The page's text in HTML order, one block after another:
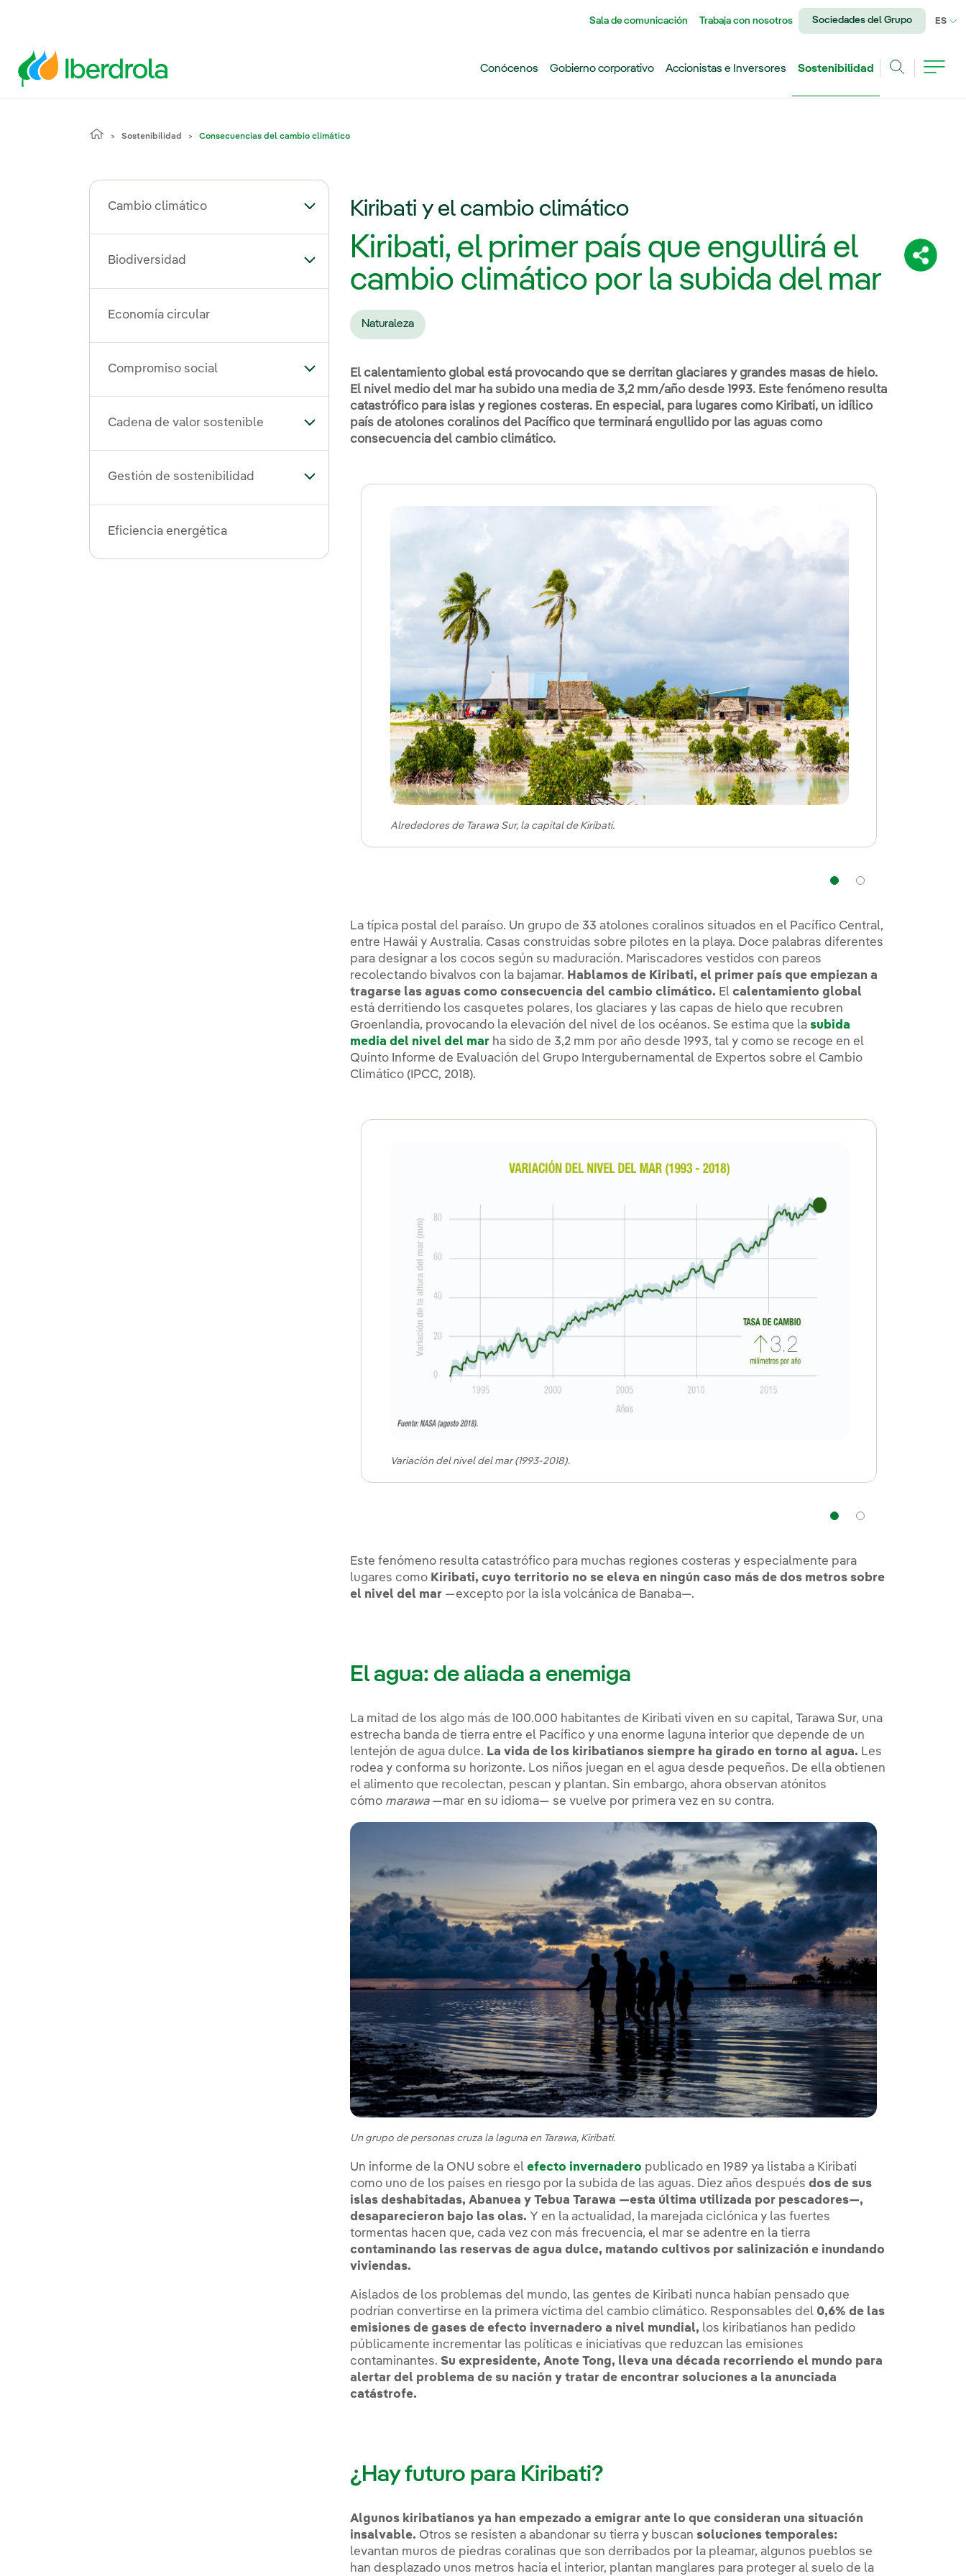
Sala de comunicación Trabaja con nosotros Sociedades del Grupo ES
Conócenos Gobierno corporativo Accionistas e Inversores
Sostenibilidad
Sostenibilidad Consecuencias del cambio climático
Cambio climático Alternar el submenú para Cambio climático
Biodiversidad Alternar el submenú para Biodiversidad
Economía circular
Compromiso social Alternar el submenú para Compromiso social
Cadena de valor sostenible Alternar el submenú para Cadena de valor sostenible
Gestión de sostenibilidad Alternar el submenú para Gestión de sostenibilidad
Eficiencia energética
Kiribati y el cambio climático
Kiribati, el primer país que engullirá el
cambio climático por la subida del mar
Naturaleza
El calentamiento global está provocando que se derritan glaciares y grandes masas de hielo.
El nivel medio del mar ha subido una media de 3,2 mm/año desde 1993. Este fenómeno resulta
catastrófico para islas y regiones costeras. En especial, para lugares como Kiribati, un idílico
país de atolones coralinos del Pacífico que terminará engullido por las aguas como
consecuencia del cambio climático.
Alrededores de Tarawa Sur, la capital de Kiribati.
La típica postal del paraíso. Un grupo de 33 atolones coralinos situados en el Pacífico Central,
entre Hawái y Australia. Casas construidas sobre pilotes en la playa. Doce palabras diferentes
para designar a los cocos según su maduración. Mariscadores vestidos con pareos
recolectando bivalvos con la bajamar. Hablamos de Kiribati, el primer país que empiezan a
tragarse las aguas como consecuencia del cambio climático. Elcalentamiento global
está derritiendo los casquetes polares, los glaciares y las capas de hielo que recubren
Groenlandia, provocando la elevación del nivel de los océanos. Se estima que la subida
media del nivel del mar ha sido de 3,2 mm por año desde 1993, tal y como se recoge en el
Quinto Informe de Evaluación del Grupo Intergubernamental de Expertos sobre el Cambio
Climático (IPCC, 2018).
Variación del nivel del mar (1993-2018).
Este fenómeno resulta catastrófico para muchas regiones costeras y especialmente para
lugares como Kiribati, cuyo territorio no se eleva en ningún caso más de dos metros sobre
el nivel del mar —excepto por la isla volcánica de Banaba—.
El agua: de aliada a enemiga
La mitad de los algo más de 100.000 habitantes de Kiribati viven en su capital, Tarawa Sur, una
estrecha banda de tierra entre el Pacífico y una enorme laguna interior que depende de un
lentejón de agua dulce. La vida de los kiribatianos siempre ha girado en torno al agua. Les
rodea y conforma su horizonte. Los niños juegan en el agua desde pequeños. De ella obtienen
el alimento que recolectan, pescan y plantan. Sin embargo, ahora observan atónitos
cómo marawa—mar en su idioma— se vuelve por primera vez en su contra.
Un grupo de personas cruza la laguna en Tarawa, Kiribati.
Un informe de la ONU sobre elefecto invernadero publicado en 1989 ya listaba a Kiribati
como uno de los países en riesgo por la subida de las aguas. Diez años despuésdos de sus
islas deshabitadas, Abanuea y Tebua Tarawa —esta última utilizada por pescadores—,
desaparecieron bajo las olas. Y en la actualidad, la marejada ciclónica y las fuertes
tormentas hacen que, cada vez con más frecuencia, el mar se adentre en la tierra
contaminando las reservas de agua dulce, matando cultivos por salinización e inundando
viviendas.
Aislados de los problemas del mundo, las gentes de Kiribati nunca habían pensado que
podrían convertirse en la primera víctima del cambio climático. Responsables del 0,6% de las
emisiones de gases de efecto invernadero a nivel mundial, los kiribatianos han pedido
públicamente incrementar las políticas e iniciativas que reduzcan las emisiones
contaminantes. Su expresidente, Anote Tong, lleva una década recorriendo el mundo para
alertar del problema de su nación y tratar de encontrar soluciones a la anunciada
catástrofe.
¿Hay futuro para Kiribati?
Algunos kiribatianos ya han empezado a emigrar ante lo que consideran una situación
insalvable. Otros se resisten a abandonar su tierra y buscan soluciones temporales:
levantan muros de piedras coralinas que son derribados por la pleamar, algunos pueblos se
han desplazado unos metros hacia el interior, plantan manglares para proteger al suelo de la